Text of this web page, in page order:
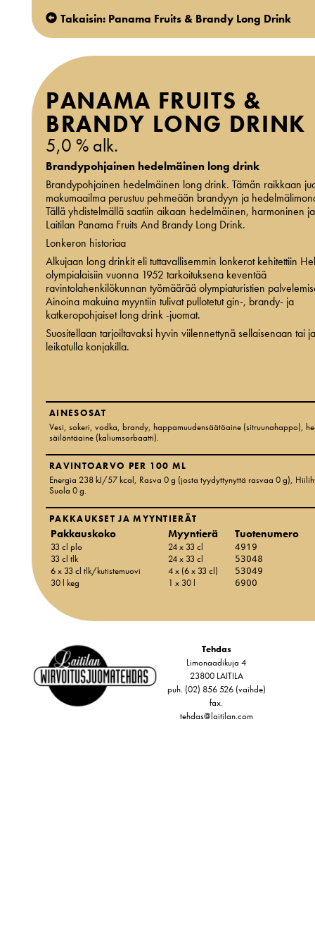
Takaisin: Panama Fruits & Brandy Long Drink
PANAMA FRUITS &
BRANDY LONG DRINK
5,0 % alk.
Brandypohjainen hedelmäinen long drink
Brandypohjainen hedelmäinen long drink. Tämän raikkaan
makumaailma perustuu pehmeään brandyyn ja
Tällä yhdistelmällä saatiin aikaan hedelmäinen, harmoninen
Laitilan Panama Fruits And Brandy Long Drink.
Lonkeron historiaa
Alkujaan long drinkit eli tuttavallisemmin lonkerot kehitettiin
olympialaisiin vuonna 1952 tarkoituksena keventää
ravintolahenkilökunnan työmäärää olympiaturistien
Ainoina makuina myyntiin tulivat pullotetut gin-, brandy- ja
katkeropohjaiset long drink -juomat.
Suositellaan tarjoiltavaksi hyvin viilennettynä sellaisenaan tai
leikatulla konjakilla.
AINESOSAT
Vesi, sokeri, vodka, brandy, happamuudensäätöaine (sitruunahappo),
säilöntäaine (kaliumsorbaatti).
RAVINTOARVO PER 100 ML
Energia 238 kJ/57 kcal, Rasva 0 g (josta tyydyttynyttä rasvaa 0 g),
Suola 0 g.
PAKKAUKSET JA MYYNTIERÄT
Pakkauskoko Myyntierä Tuotenumero
33 cl plo 24 x 33 cl 4919
33 cl tlk 24 x 33 cl 53048
6 x 33 cl tlk/kutistemuovi 4 x (6 x 33 cl) 53049
30 l keg 1 x 30 l 6900
Tehdas
Limonaadikuja 4
23800 LAITILA
puh. (02) 856 526 (vaihde)
fax.
tehdas@laitilan.com